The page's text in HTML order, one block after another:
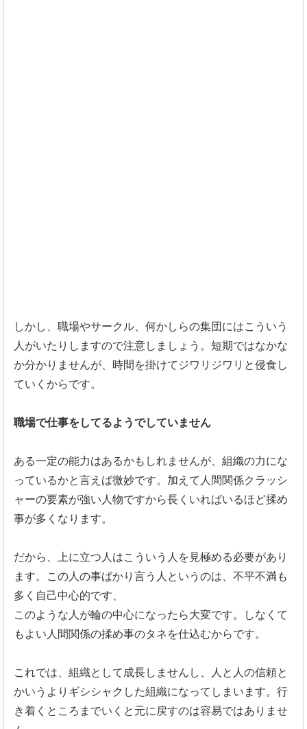
しかし、職場やサークル、 何かしらの集団にはこういう
人がいたりしますので注意しましょう 。短期ではなかな
か分かりませんが、 時間を掛けてジワリジワリと侵食し
ていくからです。
職場で仕事をしてるようでしていません
ある一定の能力はあるかもしれませんが、 組織の力にな
っているかと言えば微妙です。 加えて人間関係クラッシ
ャーの要素が強い人物ですから長くいればいるほど揉め
事が多くなります。
だから、上に立つ人はこういう人を見極める必要があり
ます。
この人の事ばかり言う人というのは、 不平不満も
多く自己中心的です、
このような人が輪の中心になったら大変です。
しなくて
もよい人間関係の揉め事のタネを仕込むからです。
これでは、組織として成長しませんし、
人と人の信頼と
かいうよりギシシャクした組織になってしまいます。行
き着くところまでいくと元に戻すのは容易ではありませ